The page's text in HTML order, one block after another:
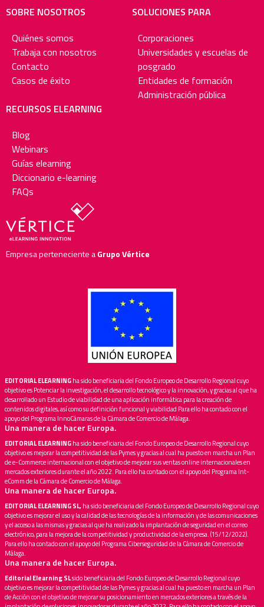
SOBRE NOSOTROS
Quiénes somos
Trabaja con nosotros
Contacto
Casos de éxito
SOLUCIONES PARA
Corporaciones
Universidades y escuelas de
posgrado
Entidades de formación
Administración pública
RECURSOS ELEARNING
Blog
Webinars
Guías elearning
Diccionario e-learning
FAQs
Empresa perteneciente aGrupo Vértice
EDITORIAL ELEARNINGha sido beneficiaria del Fondo Europeo de Desarrollo Regional cuyo
objetivo es Potenciar la investigación, el desarrollo tecnológico y la innovación, y gracias al que ha
desarrollado un Estudio de viabilidad de una aplicación informática para la creación de
contenidos digitales, así como su definición funcional y viabilidad Para ello ha contado con el
apoyo del Programa InnoCámaras de la Cámara de Comercio de Málaga.
Una manera de hacer Europa.
EDITORIAL ELEARNINGha sido beneficiaria del Fondo Europeo de Desarrollo Regional cuyo
objetivo es mejorar la competitividad de las Pymes y gracias al cual ha puesto en marcha un Plan
de e-Commerce internacional con el objetivo de mejorar sus ventas online internacionales en
mercados exteriores durante el año 2022. Para ello ha contado con el apoyo del Programa Int-
eComm de la Cámara de Comercio de Málaga.
Una manera de hacer Europa.
EDITORIAL ELEARNING SL,ha sido beneficiaria del Fondo Europeo de Desarrollo Regional cuyo
objetivo es mejorar el uso y la calidad de las tecnologías de la información y de las comunicaciones
y el acceso a las mismas y gracias al que ha realizado la implantación de seguridad en el correo
electrónico, para la mejora de la competitividad y productividad de la empresa. (15/12/2022).
Para ello ha contado con el apoyo del Programa Ciberseguridad de la Cámara de Comercio de
Málaga.
Una manera de hacer Europa.
Editorial Elearning SLsido beneficiaria del Fondo Europeo de Desarrollo Regional cuyo
objetivo es mejorar la competitividad de las Pymes y gracias al cual ha puesto en marcha un Plan
de Acción con el objetivo de mejorar su posicionamiento en mercados exteriores a través de la